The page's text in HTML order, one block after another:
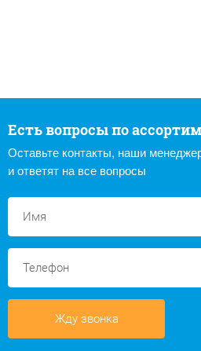
Есть вопросы по
Оставьте контакты, наши
и ответят на все вопросы
Жду звонка